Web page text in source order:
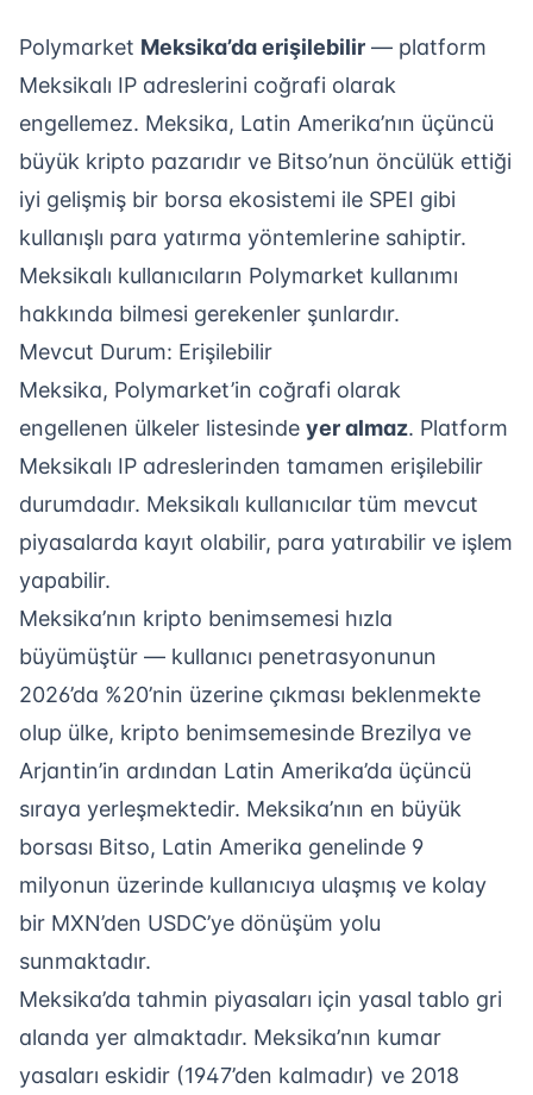
Polymarket Meksika’da erişilebilir — platform
Meksikalı IP adreslerini coğrafi olarak
engellemez. Meksika, Latin Amerika’nın üçüncü
büyük kripto pazarıdır ve Bitso’nun öncülük ettiği
iyi gelişmiş bir borsa ekosistemi ile SPEI gibi
kullanışlı para yatırma yöntemlerine sahiptir.
Meksikalı kullanıcıların Polymarket kullanımı
hakkında bilmesi gerekenler şunlardır.
Mevcut Durum: Erişilebilir
Meksika, Polymarket’in coğrafi olarak
engellenen ülkeler listesinde yer almaz. Platform
Meksikalı IP adreslerinden tamamen erişilebilir
durumdadır. Meksikalı kullanıcılar tüm mevcut
piyasalarda kayıt olabilir, para yatırabilir ve işlem
yapabilir.
Meksika’nın kripto benimsemesi hızla
büyümüştür — kullanıcı penetrasyonunun
2026’da %20’nin üzerine çıkması beklenmekte
olup ülke, kripto benimsemesinde Brezilya ve
Arjantin’in ardından Latin Amerika’da üçüncü
sıraya yerleşmektedir. Meksika’nın en büyük
borsası Bitso, Latin Amerika genelinde 9
milyonun üzerinde kullanıcıya ulaşmış ve kolay
bir MXN’den USDC’ye dönüşüm yolu
sunmaktadır.
Meksika’da tahmin piyasaları için yasal tablo gri
alanda yer almaktadır. Meksika’nın kumar
yasaları eskidir (1947’den kalmadır) ve 2018